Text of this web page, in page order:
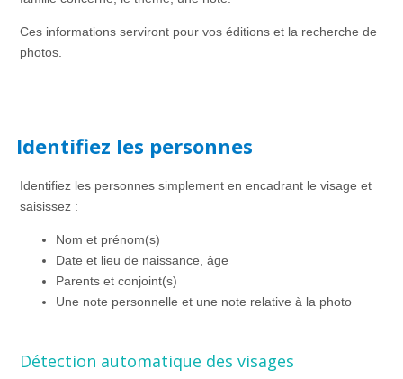
Ces informations serviront pour vos éditions et la recherche de
photos.
Identifiez les personnes
Identifiez les personnes simplement en encadrant le visage et
saisissez :
Nom et prénom(s)
Date et lieu de naissance, âge
Parents et conjoint(s)
Une note personnelle et une note relative à la photo
Détection automatique des visages